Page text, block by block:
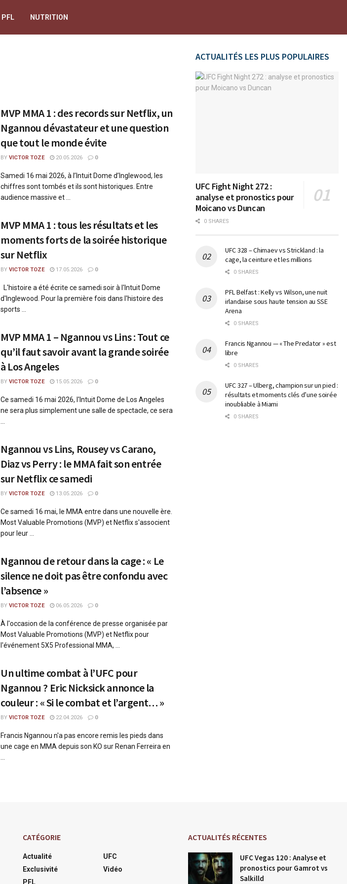
PFL NUTRITION
MVP MMA 1 : des records sur Netflix, un
Ngannou dévastateur et une question
que tout le monde évite
BY VICTOR TOZE 20.05.2026 0
Samedi 16 mai 2026, à l’Intuit Dome d’Inglewood, les
chiffres sont tombés et ils sont historiques. Entre
audience massive et ...
MVP MMA 1 : tous les résultats et les
moments forts de la soirée historique
sur Netflix
BY VICTOR TOZE 17.05.2026 0
L'histoire a été écrite ce samedi soir à l'Intuit Dome
d'Inglewood. Pour la première fois dans l'histoire des
sports ...
MVP MMA 1 – Ngannou vs Lins : Tout ce
qu’il faut savoir avant la grande soirée
à Los Angeles
BY VICTOR TOZE 15.05.2026 0
Ce samedi 16 mai 2026, l'Intuit Dome de Los Angeles
ne sera plus simplement une salle de spectacle, ce sera
Ngannou vs Lins, Rousey vs Carano,
Diaz vs Perry : le MMA fait son entrée
sur Netflix ce samedi
BY VICTOR TOZE 13.05.2026 0
Ce samedi 16 mai, le MMA entre dans une nouvelle ère.
Most Valuable Promotions (MVP) et Netflix s'associent
pour leur ...
Ngannou de retour dans la cage : « Le
silence ne doit pas être confondu avec
l’absence »
BY VICTOR TOZE 06.05.2026 0
À l'occasion de la conférence de presse organisée par
Most Valuable Promotions (MVP) et Netflix pour
l'événement 5X5 Professional MMA, ...
Un ultime combat à l’UFC pour
Ngannou ? Eric Nicksick annonce la
couleur : « Si le combat et l’argent… »
BY VICTOR TOZE 22.04.2026 0
Francis Ngannou n'a pas encore remis les pieds dans
une cage en MMA depuis son KO sur Renan Ferreira en
ACTUALITÉS LES PLUS POPULAIRES
UFC Fight Night 272 :
analyse et pronostics pour
Moicano vs Duncan
0 SHARES
UFC 328 – Chimaev vs Strickland : la
cage, la ceinture et les millions
0 SHARES
PFL Belfast : Kelly vs Wilson, une nuit
irlandaise sous haute tension au SSE
Arena
0 SHARES
Francis Ngannou — « The Predator » est
libre
0 SHARES
UFC 327 – Ulberg, champion sur un pied :
résultats et moments clés d’une soirée
inoubliable à Miami
0 SHARES
CATÉGORIE
Actualité
Exclusivité
PFL
UFC
Vidéo
ACTUALITÉS RÉCENTES
UFC Vegas 120 : Analyse et
pronostics pour Gamrot vs
Salkilld